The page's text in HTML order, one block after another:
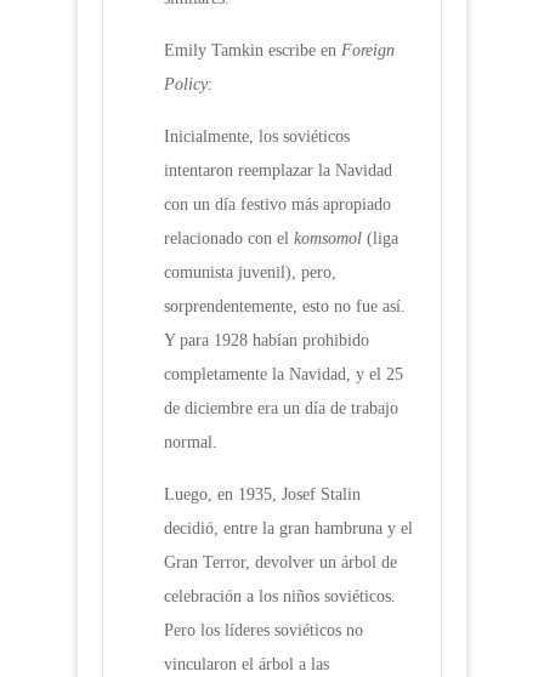
Emily Tamkin escribe en Foreign
Policy:
Inicialmente, los soviéticos
intentaron reemplazar la Navidad
con un día festivo más apropiado
relacionado con el komsomol (liga
comunista juvenil), pero,
sorprendentemente, esto no fue así.
Y para 1928 habían prohibido
completamente la Navidad, y el 25
de diciembre era un día de trabajo
normal.
Luego, en 1935, Josef Stalin
decidió, entre la gran hambruna y el
Gran Terror, devolver un árbol de
celebración a los niños soviéticos.
Pero los líderes soviéticos no
vincularon el árbol a las